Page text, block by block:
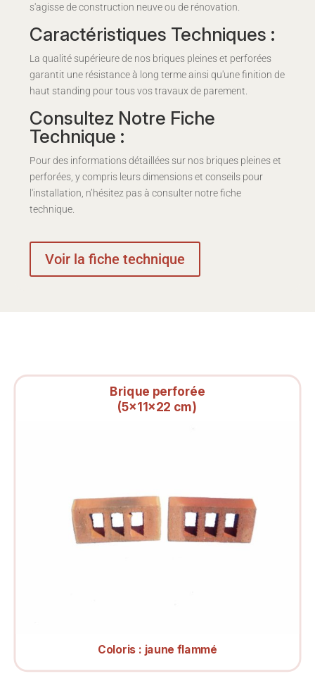
s'agisse de construction neuve ou de rénovation.
Caractéristiques Techniques :
La qualité supérieure de nos briques pleines et perforées
garantit une résistance à long terme ainsi qu'une finition de
haut standing pour tous vos travaux de parement.
Consultez Notre Fiche
Technique :
Pour des informations détaillées sur nos briques pleines et
perforées, y compris leurs dimensions et conseils pour
l'installation, n’hésitez pas à consulter notre fiche
technique.
Voir la fiche technique
Brique perforée
(5x11x22 cm)
Coloris : jaune flammé